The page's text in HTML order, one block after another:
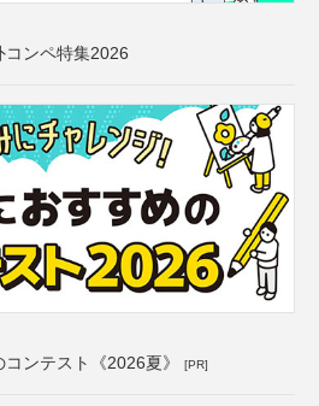
コンペ特集2026
ンテスト《2026夏》 [PR]